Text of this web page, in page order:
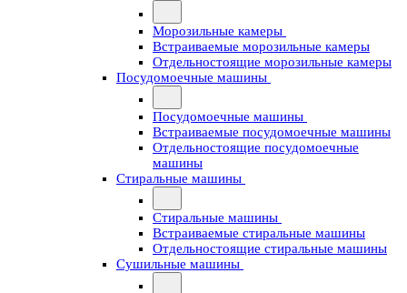
Морозильные камеры
Встраиваемые морозильные камеры
Отдельностоящие морозильные камеры
Посудомоечные машины
Посудомоечные машины
Встраиваемые посудомоечные машины
Отдельностоящие посудомоечные
машины
Стиральные машины
Стиральные машины
Встраиваемые стиральные машины
Отдельностоящие стиральные машины
Сушильные машины